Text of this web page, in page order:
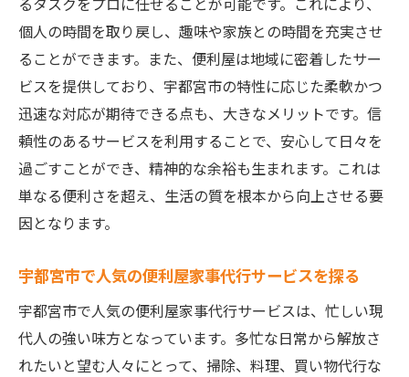
便利屋サービスのメリットを最大限に活用
する方法
利用者が語る便利屋の実際のデメリット
サービス選びで失敗しないためのポイント
宇都宮市で便利屋を利用する際の注意点
便利屋選びで考慮すべき要素とその重要性
便利屋サービスの効果的な利用法とリスク
個人の時間を取り戻し、趣味や家族との時間を充実させ
ることができます。また、便利屋は地域に密着したサー
ビスを提供しており、宇都宮市の特性に応じた柔軟かつ
迅速な対応が期待できる点も、大きなメリットです。信
頼性のあるサービスを利用することで、安心して日々を
過ごすことができ、精神的な余裕も生まれます。これは
単なる便利さを超え、生活の質を根本から向上させる要
因となります。
宇都宮市で人気の便利屋家事代行サービスを探る
宇都宮市で人気の便利屋家事代行サービスは、忙しい現
代人の強い味方となっています。多忙な日常から解放さ
れたいと望む人々にとって、掃除、料理、買い物代行な